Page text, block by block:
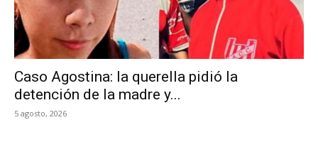
Caso Agostina: la querella pidió la
detención de la madre y...
5 agosto, 2026